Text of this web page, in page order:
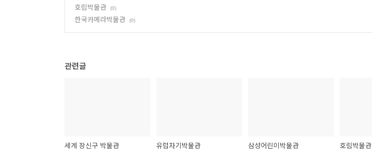
호림박물관 (0)
한국카메라박물관 (0)
관련글
세계 장신구 박물관 유럽자기박물관 삼성어린이박물관 호림박물관